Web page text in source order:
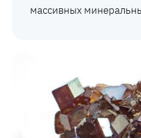
массивных